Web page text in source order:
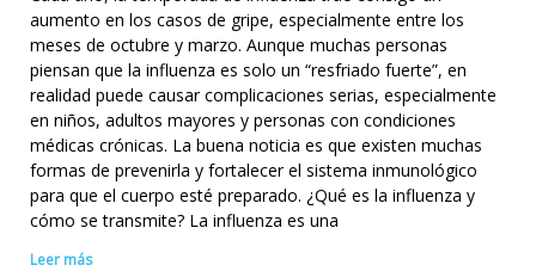
aumento en los casos de gripe, especialmente entre los
meses de octubre y marzo. Aunque muchas personas
piensan que la influenza es solo un “resfriado fuerte”, en
realidad puede causar complicaciones serias, especialmente
en niños, adultos mayores y personas con condiciones
médicas crónicas. La buena noticia es que existen muchas
formas de prevenirla y fortalecer el sistema inmunológico
para que el cuerpo esté preparado. ¿Qué es la influenza y
cómo se transmite? La influenza es una
Leer más